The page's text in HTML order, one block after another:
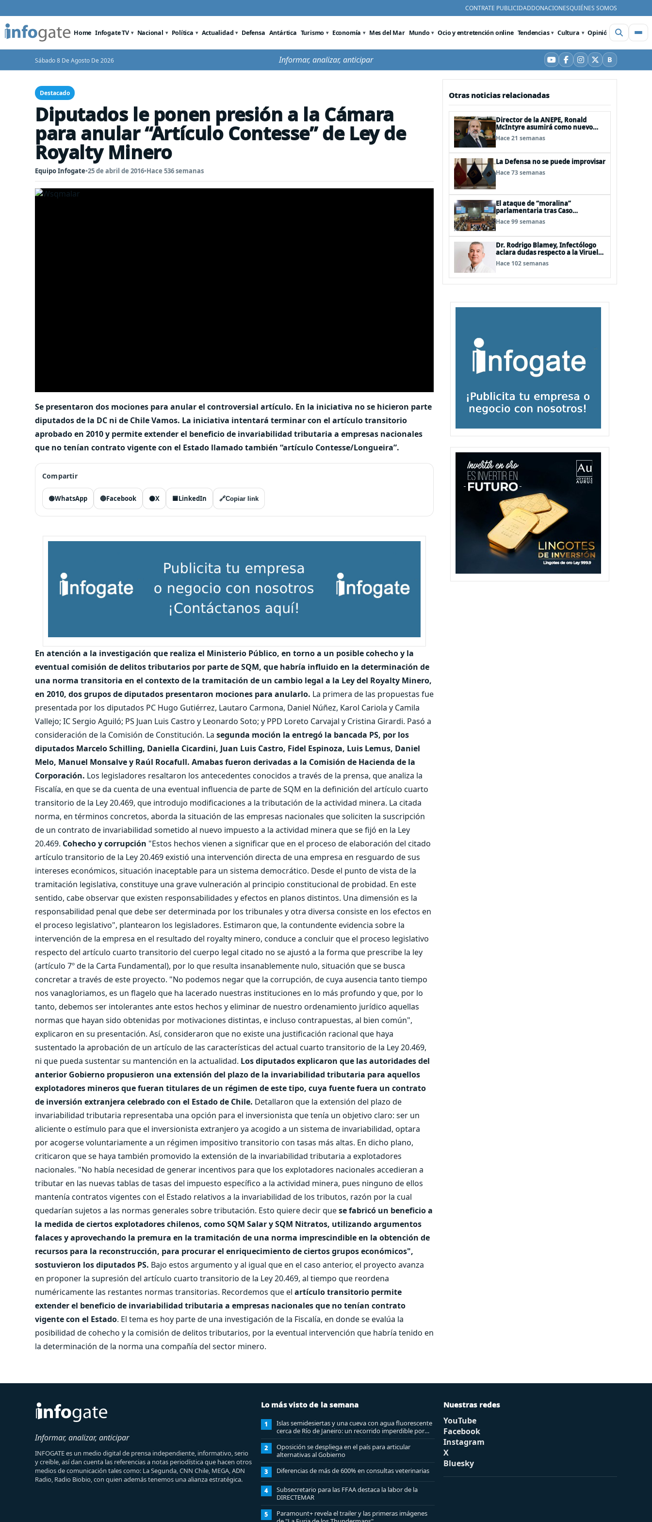
CONTRATE PUBLICIDADDONACIONESQUIÉNES SOMOS
Home Infogate TV Nacional Política Actualidad Defensa Antártica Turismo Economía Mes del Mar Mundo Ocio y entretención online Tendencias Cultura Opinión Videos
Sábado 8 De Agosto De 2026 Informar, analizar, anticipar YouTube
Facebook
Instagram
X BBluesky
Destacado
Diputados le ponen presión a la Cámara
para anular “Artículo Contesse” de Ley de
Royalty Minero
Equipo Infogate•25 de abril de 2016•Hace 536 semanas
Se presentaron dos mociones para anular el controversial artículo. En la iniciativa no se hicieron parte
diputados de la DC ni de Chile Vamos. La iniciativa intentará terminar con el artículo transitorio
aprobado en 2010 y permite extender el beneficio de invariabilidad tributaria a empresas nacionales
que no tenían contrato vigente con el Estado llamado también “artículo Contesse/Longueira”.
Compartir
🟢WhatsApp 🔵Facebook ⚫X 🟦LinkedIn 🔗Copiar link
En atención a la investigación que realiza el Ministerio Público, en torno a un posible cohecho y la
eventual comisión de delitos tributarios por parte de SQM, que habría influido en la determinación de
una norma transitoria en el contexto de la tramitación de un cambio legal a la Ley del Royalty Minero,
en 2010, dos grupos de diputados presentaron mociones para anularlo. La primera de las propuestas fue
presentada por los diputados PC Hugo Gutiérrez, Lautaro Carmona, Daniel Núñez, Karol Cariola y Camila
Vallejo; IC Sergio Aguiló; PS Juan Luis Castro y Leonardo Soto; y PPD Loreto Carvajal y Cristina Girardi. Pasó a
consideración de la Comisión de Constitución. La segunda moción la entregó la bancada PS, por los
diputados Marcelo Schilling, Daniella Cicardini, Juan Luis Castro, Fidel Espinoza, Luis Lemus, Daniel
Melo, Manuel Monsalve y Raúl Rocafull. Amabas fueron derivadas a la Comisión de Hacienda de la
Corporación. Los legisladores resaltaron los antecedentes conocidos a través de la prensa, que analiza la
Fiscalía, en que se da cuenta de una eventual influencia de parte de SQM en la definición del artículo cuarto
transitorio de la Ley 20.469, que introdujo modificaciones a la tributación de la actividad minera. La citada
norma, en términos concretos, aborda la situación de las empresas nacionales que soliciten la suscripción
de un contrato de invariabilidad sometido al nuevo impuesto a la actividad minera que se fijó en la Ley
20.469. Cohecho y corrupción "Estos hechos vienen a significar que en el proceso de elaboración del citado
artículo transitorio de la Ley 20.469 existió una intervención directa de una empresa en resguardo de sus
intereses económicos, situación inaceptable para un sistema democrático. Desde el punto de vista de la
tramitación legislativa, constituye una grave vulneración al principio constitucional de probidad. En este
sentido, cabe observar que existen responsabilidades y efectos en planos distintos. Una dimensión es la
responsabilidad penal que debe ser determinada por los tribunales y otra diversa consiste en los efectos en
el proceso legislativo", plantearon los legisladores. Estimaron que, la contundente evidencia sobre la
intervención de la empresa en el resultado del royalty minero, conduce a concluir que el proceso legislativo
respecto del artículo cuarto transitorio del cuerpo legal citado no se ajustó a la forma que prescribe la ley
(artículo 7º de la Carta Fundamental), por lo que resulta insanablemente nulo, situación que se busca
concretar a través de este proyecto. "No podemos negar que la corrupción, de cuya ausencia tanto tiempo
nos vanagloriamos, es un flagelo que ha lacerado nuestras instituciones en lo más profundo y que, por lo
tanto, debemos ser intolerantes ante estos hechos y eliminar de nuestro ordenamiento jurídico aquellas
normas que hayan sido obtenidas por motivaciones distintas, e incluso contrapuestas, al bien común",
explicaron en su presentación. Así, consideraron que no existe una justificación racional que haya
sustentado la aprobación de un artículo de las características del actual cuarto transitorio de la Ley 20.469,
ni que pueda sustentar su mantención en la actualidad. Los diputados explicaron que las autoridades del
anterior Gobierno propusieron una extensión del plazo de la invariabilidad tributaria para aquellos
explotadores mineros que fueran titulares de un régimen de este tipo, cuya fuente fuera un contrato
de inversión extranjera celebrado con el Estado de Chile. Detallaron que la extensión del plazo de
invariabilidad tributaria representaba una opción para el inversionista que tenía un objetivo claro: ser un
aliciente o estímulo para que el inversionista extranjero ya acogido a un sistema de invariabilidad, optara
por acogerse voluntariamente a un régimen impositivo transitorio con tasas más altas. En dicho plano,
criticaron que se haya también promovido la extensión de la invariabilidad tributaria a explotadores
nacionales. "No había necesidad de generar incentivos para que los explotadores nacionales accedieran a
tributar en las nuevas tablas de tasas del impuesto específico a la actividad minera, pues ninguno de ellos
mantenía contratos vigentes con el Estado relativos a la invariabilidad de los tributos, razón por la cual
quedarían sujetos a las normas generales sobre tributación. Esto quiere decir quese fabricó un beneficio a
la medida de ciertos explotadores chilenos, como SQM Salar y SQM Nitratos, utilizando argumentos
falaces y aprovechando la premura en la tramitación de una norma imprescindible en la obtención de
recursos para la reconstrucción, para procurar el enriquecimiento de ciertos grupos económicos",
sostuvieron los diputados PS. Bajo estos argumento y al igual que en el caso anterior, el proyecto avanza
en proponer la supresión del artículo cuarto transitorio de la Ley 20.469, al tiempo que reordena
numéricamente las restantes normas transitorias. Recordemos que el artículo transitorio permite
extender el beneficio de invariabilidad tributaria a empresas nacionales que no tenían contrato
vigente con el Estado. El tema es hoy parte de una investigación de la Fiscalía, en donde se evalúa la
posibilidad de cohecho y la comisión de delitos tributarios, por la eventual intervención que habría tenido en
la determinación de la norma una compañía del sector minero.
Otras noticias relacionadas
Director de la ANEPE, Ronald
McIntyre asumirá como nuevo
director de la ANI
Hace 21 semanas
La Defensa no se puede improvisar
Hace 73 semanas
El ataque de “moralina”
parlamentaria tras Caso
Hermosilla, pero se olvidan que
son los peor evaluados
Hace 99 semanas
Dr. Rodrigo Blamey, Infectólogo
aclara dudas respecto a la Viruela
del Mono (MPOX)
Hace 102 semanas
Informar, analizar, anticipar
INFOGATE es un medio digital de prensa independiente, informativo, serio
y creíble, así dan cuenta las referencias a notas periodística que hacen otros
medios de comunicación tales como: La Segunda, CNN Chile, MEGA, ADN
Radio, Radio Biobio, con quien además tenemos una alianza estratégica.
Lo más visto de la semana
1
Islas semidesiertas y una cueva con agua fluorescente
cerca de Río de Janeiro: un recorrido imperdible por
Angra dos Reis
2
Oposición se despliega en el país para articular
alternativas al Gobierno
3 Diferencias de más de 600% en consultas veterinarias
4
Subsecretario para las FFAA destaca la labor de la
DIRECTEMAR
5
Paramount+ revela el trailer y las primeras imágenes
Nuestras redes
YouTube
Facebook
Instagram
X
Bluesky